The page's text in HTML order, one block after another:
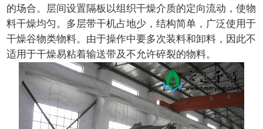
的场合。层间设置隔板以组织干燥介质的定向流动，使物
料干燥均匀。多层带干机占地少，结构简单，广泛使用于
干燥谷物类物料。由于操作中要多次装料和卸料，因此不
适用于干燥易粘着输送带及不允许碎裂的物料。